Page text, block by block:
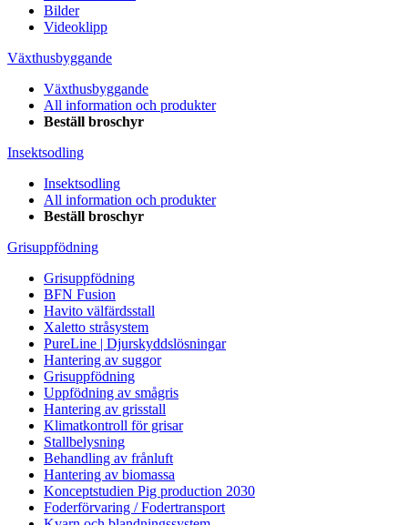
Bilder
Videoklipp
Växthusbyggande
Växthusbyggande
All information och produkter
Beställ broschyr
Insektsodling
Insektsodling
All information och produkter
Beställ broschyr
Grisuppfödning
Grisuppfödning
BFN Fusion
Havito välfärdsstall
Xaletto stråsystem
PureLine | Djurskyddslösningar
Hantering av suggor
Grisuppfödning
Uppfödning av smågris
Hantering av grisstall
Klimatkontroll för grisar
Stallbelysning
Behandling av frånluft
Hantering av biomassa
Konceptstudien Pig production 2030
Foderförvaring / Fodertransport